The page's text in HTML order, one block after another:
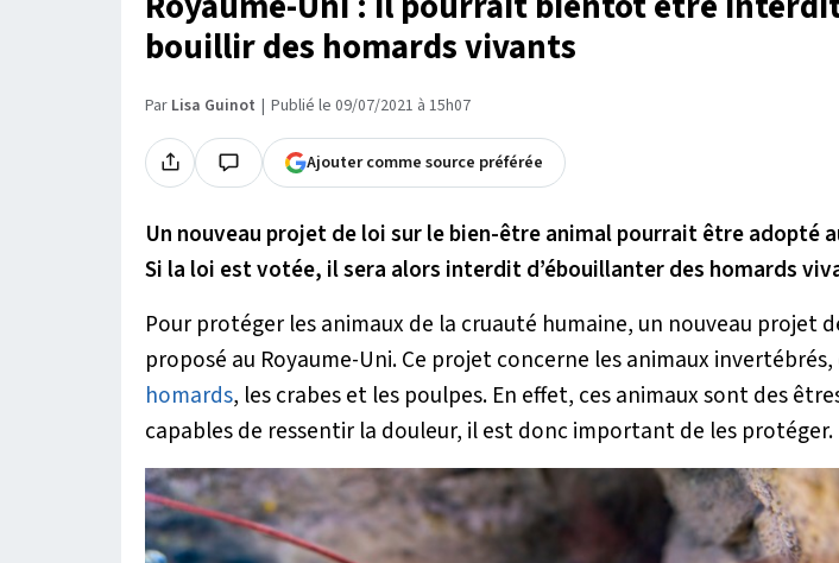
bouillir des homards vivants
Par Lisa Guinot Publié le 09/07/2021 à 15h07
Ajouter comme source préférée
Un nouveau projet de loi sur le bien-être animal pourrait être adopté
Si la loi est votée, il sera alors interdit d’ébouillanter des homards
Pour protéger les animaux de la cruauté humaine, un nouveau projet
proposé au Royaume-Uni. Ce projet concerne les animaux
homards, les crabes et les poulpes. En effet, ces animaux sont des
capables de ressentir la douleur, il est donc important de les protéger.